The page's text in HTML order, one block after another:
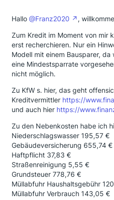
Hallo @Franz2020
,
Zum Kredit im Moment von mir
erst recherchieren. Nur ein
Modell mit einem Bausparer,
eine Mindestsparrate
nicht möglich.
Zu KfW s. hier, das geht
Kreditvermittler https://
und auch hier https://
Zu den Nebenkosten habe ich
Niederschlagswasser 195,57 €
Gebäudeversicherung 655,74 €
Haftpflicht 37,83 €
Straßenreinigung 5,55 €
Grundsteuer 778,76 €
Müllabfuhr Haushaltsgebühr
Müllabfuhr Verbrauch 143,05 €